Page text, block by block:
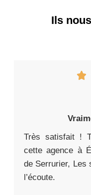
Ils
Très satisfait !
cette agence à
de Serrurier, Les
l’écoute.